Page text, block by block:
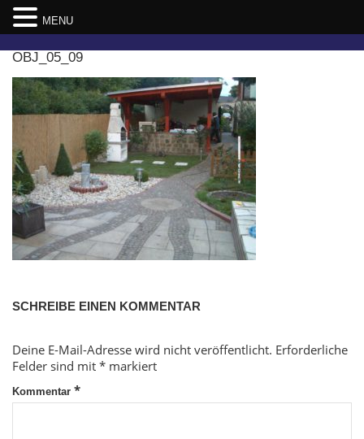
content
OBJ_05_09
SCHREIBE EINEN KOMMENTAR
Deine E-Mail-Adresse wird nicht veröffentlicht. Erforderliche
Felder sind mit * markiert
Kommentar *
MENU